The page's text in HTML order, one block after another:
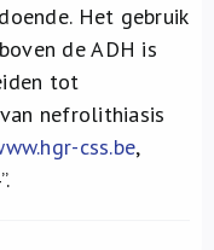
Het gebruik
de ADH is
tot
nefrolithiasis
css.be,